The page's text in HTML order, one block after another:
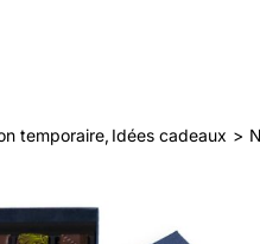
temporaire Idées cadeaux